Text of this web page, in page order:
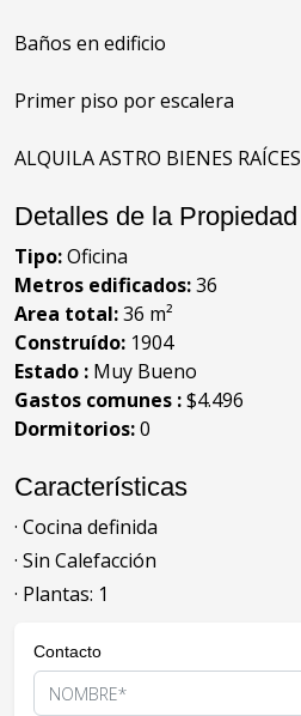
Baños en edificio
Primer piso por escalera
ALQUILA ASTRO BIENES RAÍCES
Detalles de la Propiedad
Tipo:Oficina
Metros edificados:36
Area total:36 m²
Construído: 1904
Estado : Muy Bueno
Gastos comunes :$4.496
Dormitorios:0
Características
· Cocina definida
· Sin Calefacción
· Plantas: 1
Contacto